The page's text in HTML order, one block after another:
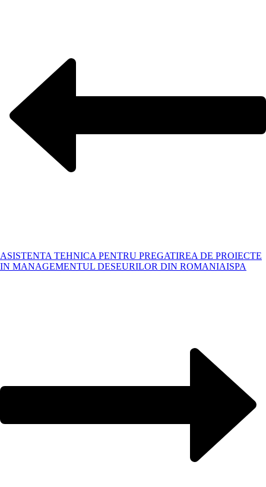
ASISTENTA TEHNICA PENTRU PREGATIREA DE PROIECTE
IN MANAGEMENTUL DESEURILOR DIN ROMANIAISPA